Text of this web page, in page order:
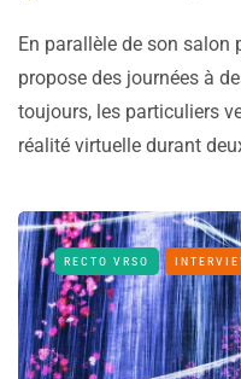
En parallèle de son salon
propose des journées à
toujours, les particuliers
réalité virtuelle durant
RECTO VRSO